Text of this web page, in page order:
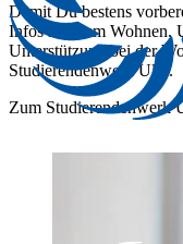
Damit Du bestens
Infos rund um Wohnen,
Unterstützung bei der
Studierendenwerk Ulm.
Zum Studierendenwerk